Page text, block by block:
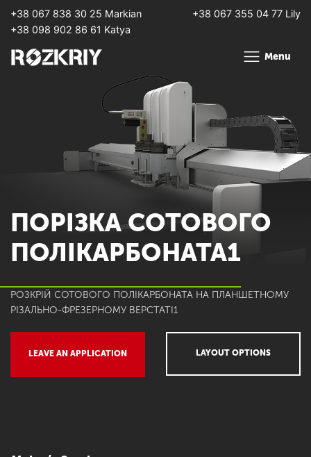
+38 067 838 30 25 Markian
+38 067 355 04 77 Lily
+38 098 902 86 61 Katya
Menu
ПОРІЗКА СОТОВОГО
ПОЛІКАРБОНАТА1
РОЗКРІЙ СОТОВОГО ПОЛІКАРБОНАТА НА ПЛАНШЕТНОМУ
РІЗАЛЬНО-ФРЕЗЕРНОМУ ВЕРСТАТІ1
LEAVE AN APPLICATION LAYOUT OPTIONS